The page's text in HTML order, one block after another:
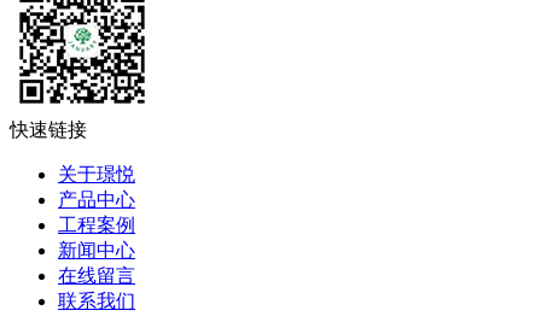
快速链接
关于璟悦
产品中心
工程案例
新闻中心
在线留言
联系我们